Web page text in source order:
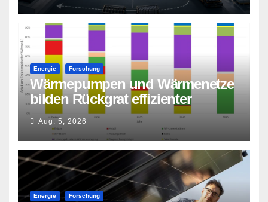
Energie Forschung
Wärmepumpen und Wärmenetze
bilden Rückgrat effizienter
Wärmeversorgung
Aug. 5, 2026
Energie Forschung